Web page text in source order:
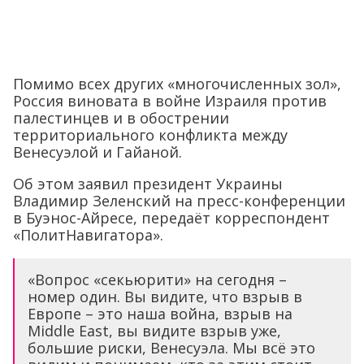
Помимо всех других «многочисленных зол»,
Россия виновата в войне Израиля против
палестинцев и в обострении
территориального конфликта между
Венесуэлой и Гайаной.
Об этом заявил президент Украины
Владимир Зеленский на пресс-конференции
в Буэнос-Айресе, передаёт корреспондент
«ПолитНавигатора».
«Вопрос «секьюрити» на сегодня –
номер один. Вы видите, что взрыв в
Европе – это наша война, взрыв на
Middle East, вы видите взрыв уже,
большие риски, Венесуэла. Мы всё это